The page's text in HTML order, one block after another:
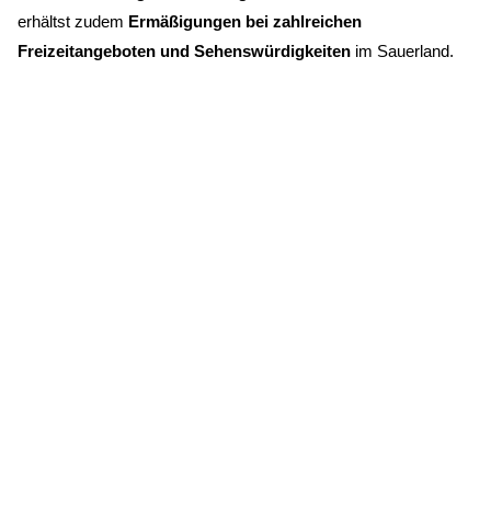
erhältst zudem Ermäßigungen bei zahlreichen
Freizeitangeboten und Sehenswürdigkeiten im Sauerland.